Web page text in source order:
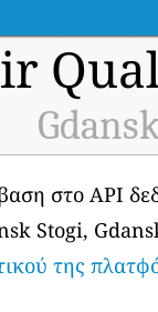
στο API
Stogi,
της